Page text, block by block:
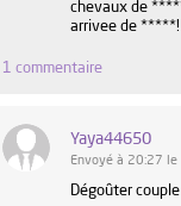
chevaux de
arrivee de *****!
1 commentaire
Yaya44650
Envoyé à 20:27
Dégoûter